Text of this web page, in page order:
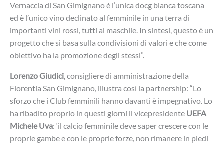
Vernaccia di San Gimignano è l’unica docg bianca toscana
ed è l’unico vino declinato al femminile in una terra di
importanti vini rossi, tutti al maschile. In sintesi, questo è un
progetto che si basa sulla condivisioni di valori e che come
obiettivo ha la promozione degli stessi”.
Lorenzo Giudici, consigliere di amministrazione della
Florentia San Gimignano, illustra così la partnership: “Lo
sforzo che i Club femminili hanno davanti è impegnativo. Lo
ha ribadito proprio in questi giorni il vicepresidente UEFA
Michele Uva: ‘il calcio femminile deve saper crescere con le
proprie gambe e con le proprie forze, non rimanere in piedi